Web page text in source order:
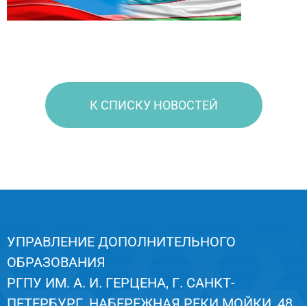
К СПИСКУ НОВОСТЕЙ
УПРАВЛЕНИЕ ДОПОЛНИТЕЛЬНОГО
ОБРАЗОВАНИЯ
РГПУ ИМ. А. И. ГЕРЦЕНА, Г. САНКТ-